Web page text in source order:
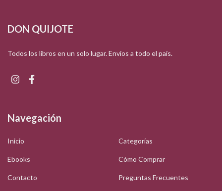
DON QUIJOTE
Todos los libros en un solo lugar. Envíos a todo el país.
Navegación
Inicio Categorías
Ebooks Cómo Comprar
Contacto Preguntas Frecuentes